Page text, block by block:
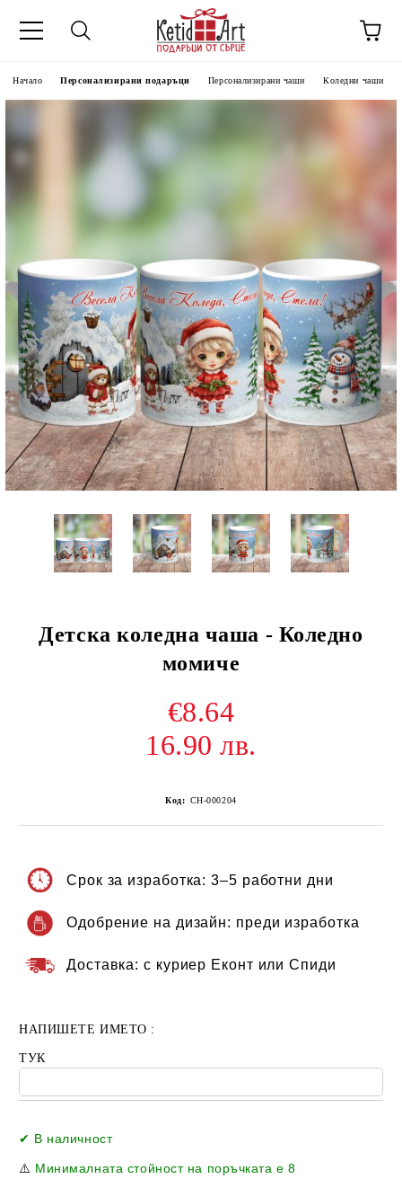
Начало Персонализирани подаръци Персонализирани чаши Коледни чаши
Детска коледна чаша - Коледно
момиче
€8.64
16.90 лв.
Код: CH-000204
Срок за изработка: 3–5 работни дни
Одобрение на дизайн: преди изработка
Доставка: с куриер Еконт или Спиди
НАПИШЕТЕ ИМЕТО :
ТУК
✔ В наличност
⚠️ Минималната стойност на поръчката е8